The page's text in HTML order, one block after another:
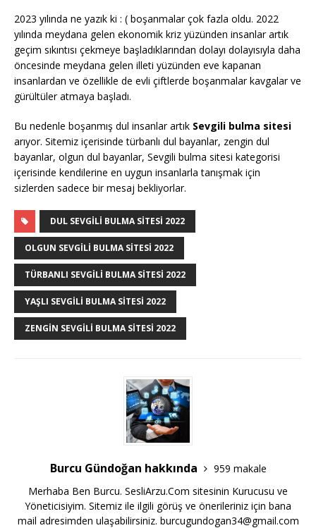
2023 yılında ne yazık ki : ( boşanmalar çok fazla oldu. 2022
yılında meydana gelen ekonomik kriz yüzünden insanlar artık
geçim sıkıntısı çekmeye başladıklarından dolayı dolayısıyla daha
öncesinde meydana gelen illeti yüzünden eve kapanan
insanlardan ve özellikle de evli çiftlerde boşanmalar kavgalar ve
gürültüler atmaya başladı.
Bu nedenle boşanmış dul insanlar artık Sevgili bulma sitesi
arıyor. Sitemiz içerisinde türbanlı dul bayanlar, zengin dul
bayanlar, olgun dul bayanlar, Sevgili bulma sitesi kategorisi
içerisinde kendilerine en uygun insanlarla tanışmak için
sizlerden sadece bir mesaj bekliyorlar.
DUL SEVGILI BULMA SITESI 2022
OLGUN SEVGILI BULMA SITESI 2022
TÜRBANLI SEVGILI BULMA SITESI 2022
YAŞLI SEVGILI BULMA SITESI 2022
ZENGIN SEVGILI BULMA SITESI 2022
Burcu Gündoğan hakkında
959 makale
Merhaba Ben Burcu. SesliArzu.Com sitesinin Kurucusu ve
Yöneticisiyim. Sitemiz ile ilgili görüş ve önerileriniz için bana
mail adresimden ulaşabilirsiniz. burcugundogan34@gmail.com